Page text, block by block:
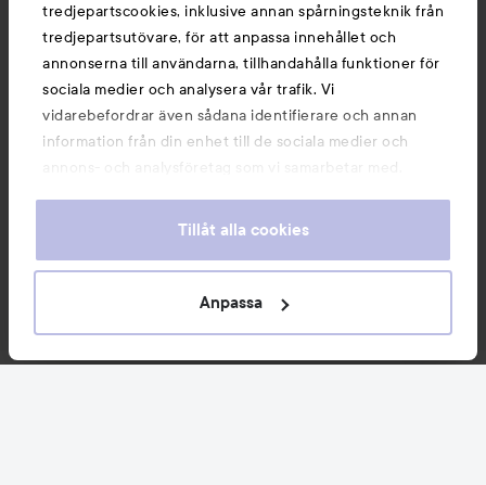
tredjepartscookies, inklusive annan spårningsteknik från
tredjepartsutövare, för att anpassa innehållet och
annonserna till användarna, tillhandahålla funktioner för
sociala medier och analysera vår trafik. Vi
vidarebefordrar även sådana identifierare och annan
information från din enhet till de sociala medier och
annons- och analysföretag som vi samarbetar med.
information som du har tillhandahållit eller som de har
våra cookies vid fortsatt användande av vår webbplats.
För information om hur du kan ändra inställningarna för
Tillåt alla cookies
Anpassa